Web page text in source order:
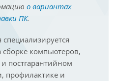
о вариантах
ПК.
компьютеров,
постгарантийном
профилактике и